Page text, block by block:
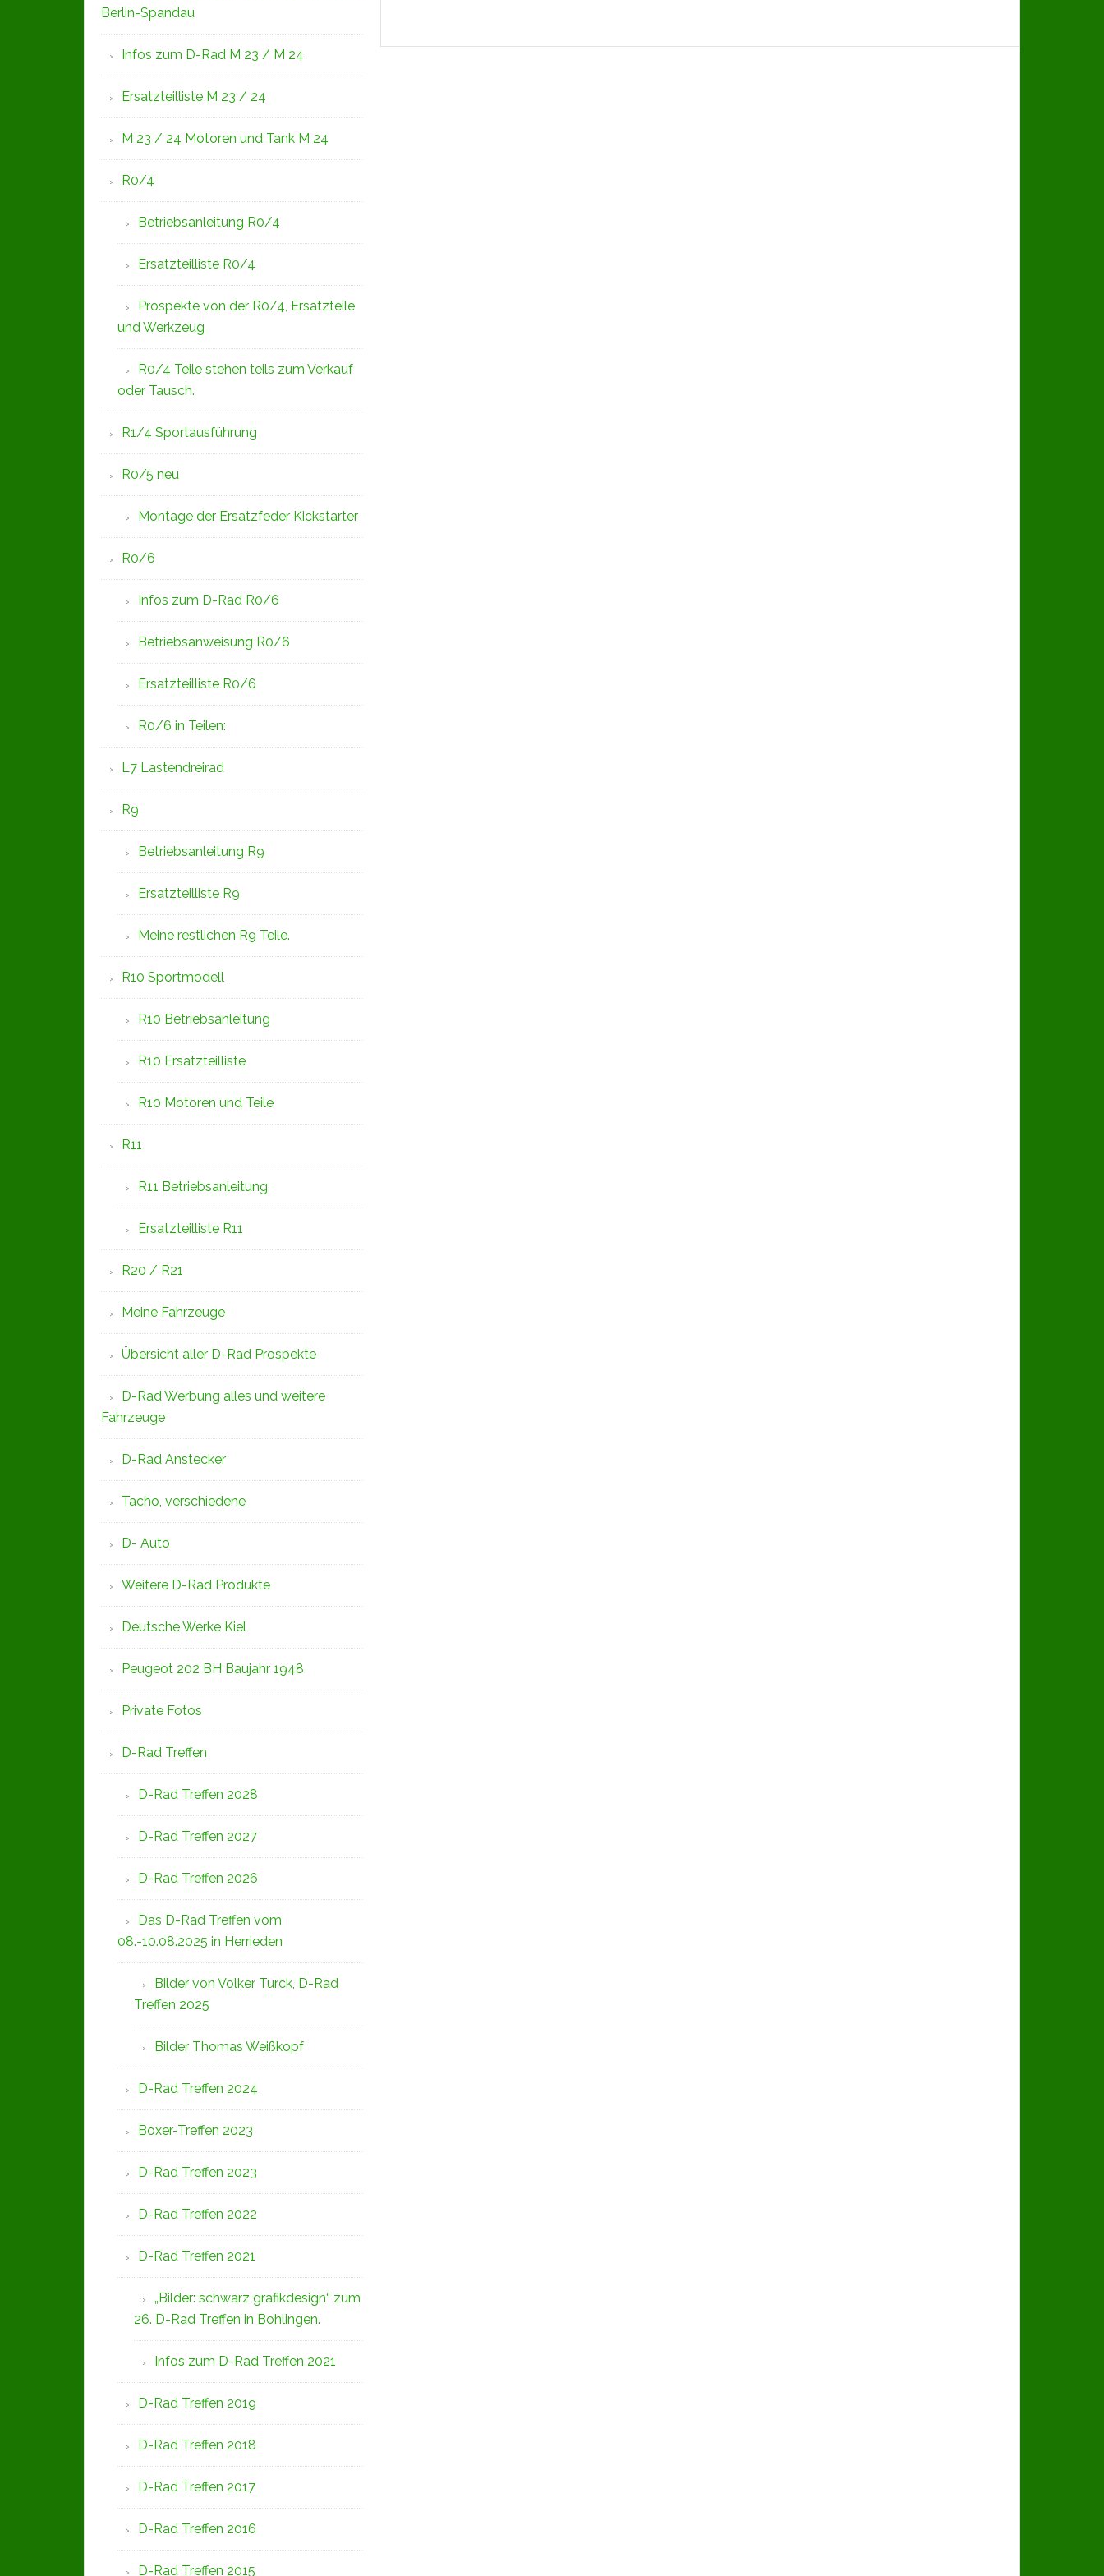
Berlin-Spandau
Infos zum D-Rad M 23 / M 24
Ersatzteilliste M 23 / 24
M 23 / 24 Motoren und Tank M 24
R0/4
Betriebsanleitung R0/4
Ersatzteilliste R0/4
Prospekte von der R0/4, Ersatzteile
und Werkzeug
R0/4 Teile stehen teils zum Verkauf
oder Tausch.
R1/4 Sportausführung
R0/5 neu
Montage der Ersatzfeder Kickstarter
R0/6
Infos zum D-Rad R0/6
Betriebsanweisung R0/6
Ersatzteilliste R0/6
R0/6 in Teilen:
L7 Lastendreirad
R9
Betriebsanleitung R9
Ersatzteilliste R9
Meine restlichen R9 Teile.
R10 Sportmodell
R10 Betriebsanleitung
R10 Ersatzteilliste
R10 Motoren und Teile
R11
R11 Betriebsanleitung
Ersatzteilliste R11
R20 / R21
Meine Fahrzeuge
Übersicht aller D-Rad Prospekte
D-Rad Werbung alles und weitere
Fahrzeuge
D-Rad Anstecker
Tacho, verschiedene
D- Auto
Weitere D-Rad Produkte
Deutsche Werke Kiel
Peugeot 202 BH Baujahr 1948
Private Fotos
D-Rad Treffen
D-Rad Treffen 2028
D-Rad Treffen 2027
D-Rad Treffen 2026
Das D-Rad Treffen vom
08.-10.08.2025 in Herrieden
Bilder von Volker Turck, D-Rad
Treffen 2025
Bilder Thomas Weißkopf
D-Rad Treffen 2024
Boxer-Treffen 2023
D-Rad Treffen 2023
D-Rad Treffen 2022
D-Rad Treffen 2021
„Bilder: schwarz grafikdesign“ zum
26. D-Rad Treffen in Bohlingen.
Infos zum D-Rad Treffen 2021
D-Rad Treffen 2019
D-Rad Treffen 2018
D-Rad Treffen 2017
D-Rad Treffen 2016
D-Rad Treffen 2015